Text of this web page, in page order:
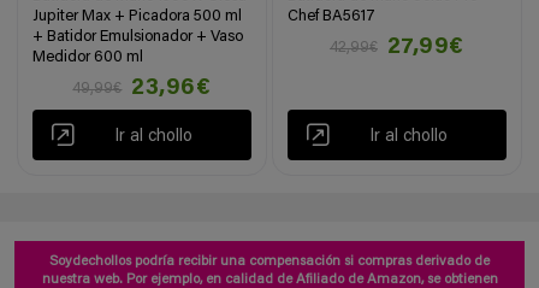
Jupiter Max + Picadora 500 ml
+ Batidor Emulsionador + Vaso
Medidor 600 ml
49,99€
23,96€
Ir al chollo
Chef BA5617
42,99€
27,99€
Ir al chollo
Soydechollos podría recibir una compensación si compras derivado de
nuestra web. Por ejemplo, en calidad de Afiliado de Amazon, se obtienen